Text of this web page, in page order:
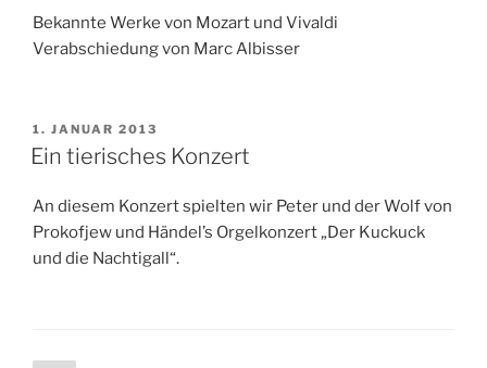
Bekannte Werke von Mozart und Vivaldi
Verabschiedung von Marc Albisser
VERÖFFENTLICHT
AM
1. JANUAR 2013
Ein tierisches Konzert
An diesem Konzert spielten wir Peter und der Wolf von
Prokofjew und Händel’s Orgelkonzert „Der Kuckuck
und die Nachtigall“.